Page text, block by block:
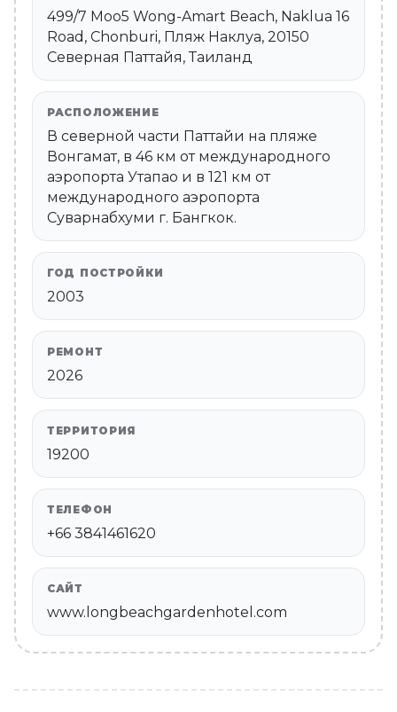
499/7 Moo5 Wong-Amart Beach, Naklua 16
Road, Chonburi, Пляж Наклуа, 20150
Северная Паттайя, Таиланд
РАСПОЛОЖЕНИЕ
В северной части Паттайи на пляже
Вонгамат, в 46 км от международного
аэропорта Утапао и в 121 км от
международного аэропорта
Суварнабхуми г. Бангкок.
ГОД ПОСТРОЙКИ
2003
РЕМОНТ
2026
ТЕРРИТОРИЯ
19200
ТЕЛЕФОН
+66 3841461620
САЙТ
www.longbeachgardenhotel.com